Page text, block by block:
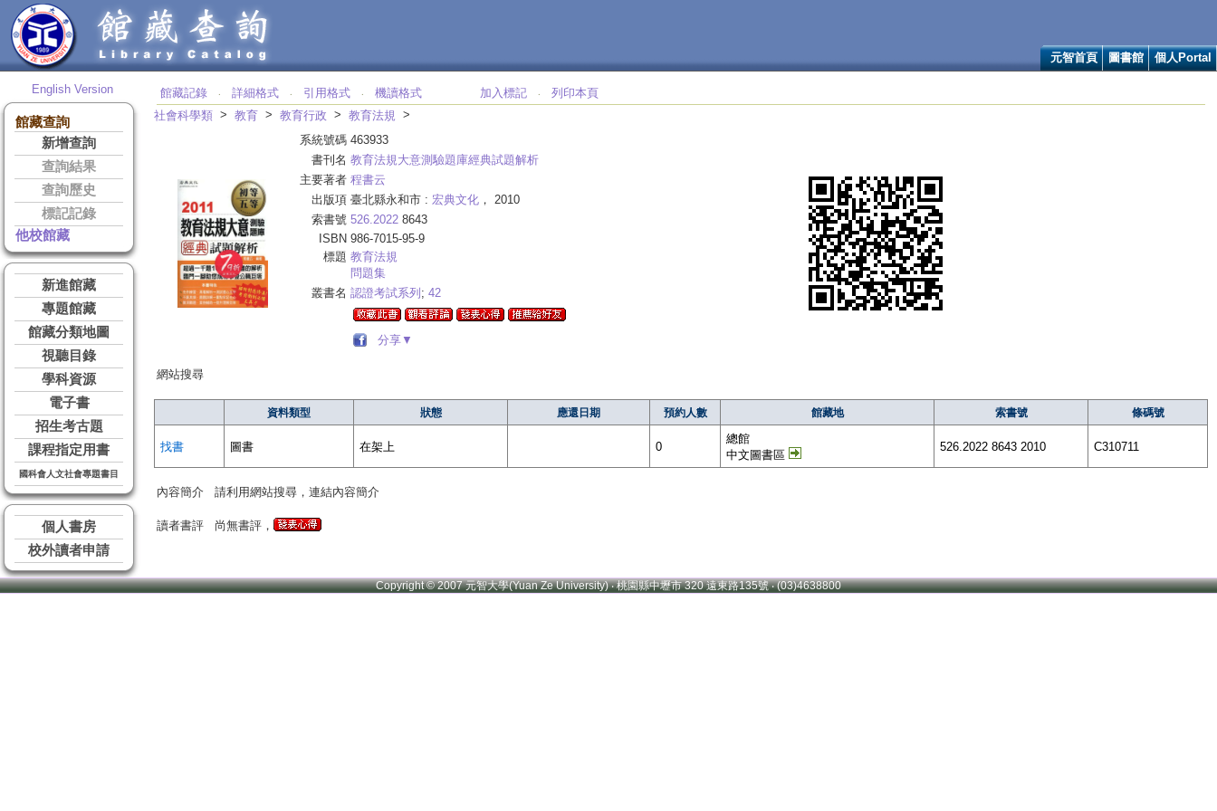
元智首頁 圖書館 個人Portal
English Version
館藏查詢
新增查詢
查詢結果
查詢歷史
標記記錄
他校館藏
新進館藏
專題館藏
館藏分類地圖
視聽目錄
學科資源
電子書
招生考古題
課程指定用書
國科會人文社會專題書目
個人書房
校外讀者申請
館藏記錄 ‧ 詳細格式 ‧ 引用格式 ‧ 機讀格式 加入標記 ‧
列印本頁
社會科學類 > 教育 > 教育行政 > 教育法規 >
系統號碼 463933
書刊名 教育法規大意測驗題庫經典試題解析
主要著者 程書云
出版項 臺北縣永和市 : 宏典文化 ， 2010
索書號 526.2022 8643
ISBN 986-7015-95-9
標題 教育法規
問題集
叢書名 認證考試系列 ; 42
分享▼
網站搜尋
資料類型 狀態 應還日期 預約人數 館藏地 索書號 條碼號
找書 圖書 在架上 0
總館
中文圖書區
526.2022 8643 2010 C310711
內容簡介 請利用網站搜尋，連結內容簡介
讀者書評 尚無書評，
Copyright © 2007 元智大學(Yuan Ze University) ‧ 桃園縣中壢市 320 遠東路135號 ‧ (03)4638800